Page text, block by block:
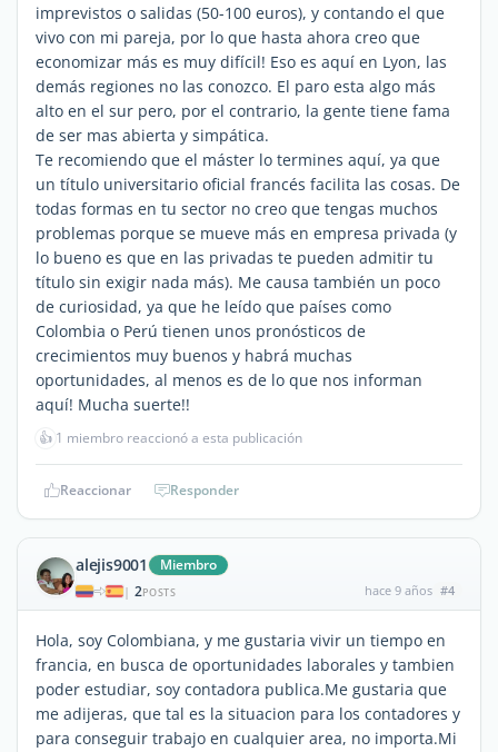
imprevistos o salidas (50-100 euros), y contando el que
vivo con mi pareja, por lo que hasta ahora creo que
economizar más es muy difícil! Eso es aquí en Lyon, las
demás regiones no las conozco. El paro esta algo más
alto en el sur pero, por el contrario, la gente tiene fama
de ser mas abierta y simpática.
Te recomiendo que el máster lo termines aquí, ya que
un título universitario oficial francés facilita las cosas. De
todas formas en tu sector no creo que tengas muchos
problemas porque se mueve más en empresa privada (y
lo bueno es que en las privadas te pueden admitir tu
título sin exigir nada más). Me causa también un poco
de curiosidad, ya que he leído que países como
Colombia o Perú tienen unos pronósticos de
crecimientos muy buenos y habrá muchas
oportunidades, al menos es de lo que nos informan
aquí! Mucha suerte!!
👍 1 miembro reaccionó a esta publicación
Reaccionar Responder
alejis9001 Miembro
| 2POSTS hace 9 años #4
Hola, soy Colombiana, y me gustaria vivir un tiempo en
francia, en busca de oportunidades laborales y tambien
poder estudiar, soy contadora publica.Me gustaria que
me adijeras, que tal es la situacion para los contadores y
para conseguir trabajo en cualquier area, no importa.Mi